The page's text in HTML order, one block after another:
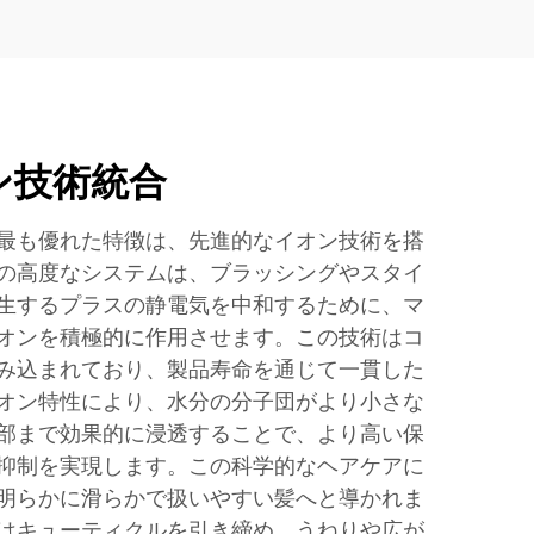
技術統合
も優れた特徴は、先進的なイオン技術を搭
高度なシステムは、ブラッシングやスタイ
するプラスの静電気を中和するために、マ
ンを積極的に作用させます。この技術はコ
込まれており、製品寿命を通じて一貫した
ン特性により、水分の分子団がより小さな
まで効果的に浸透することで、より高い保
制を実現します。この科学的なヘアケアに
らかに滑らかで扱いやすい髪へと導かれま